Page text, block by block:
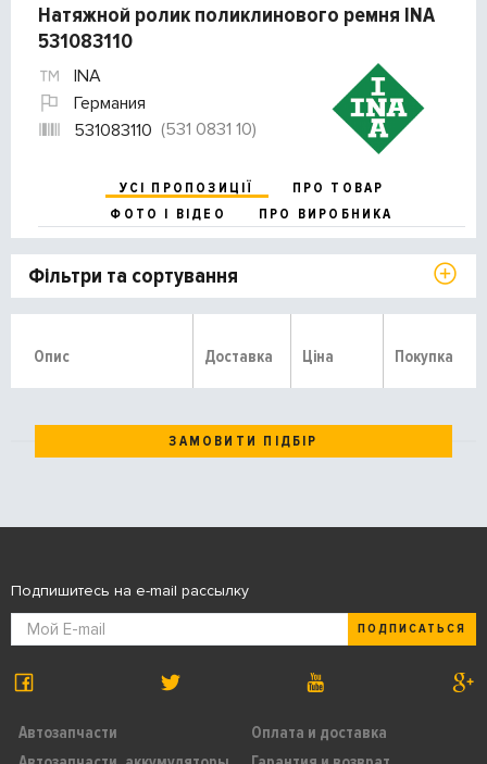
Натяжной ролик поликлинового ремня INA
531083110
INA
Германия
531083110 (531 0831 10)
УСІ ПРОПОЗИЦІЇ
ПРО ТОВАР
ФОТО І ВІДЕО
ПРО ВИРОБНИКА
Фільтри та сортування
Опис Доставка Ціна Покупка
ЗАМОВИТИ ПІДБІР
Автозапчасти
Оплата и доставка
Подпишитесь на e-mail рассылку
ПОДПИСАТЬСЯ